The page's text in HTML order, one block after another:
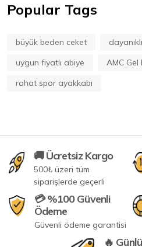
Popular Tags
büyük beden ceket
uygun fiyatlı abiye
AMC Gel
rahat spor ayakkabı
🚚 Ücretsiz Kargo
500₺ üzeri tüm
siparişlerde geçerli
💳 %100 Güvenli
Ödeme
Güvenli ödeme garantisi
🔥